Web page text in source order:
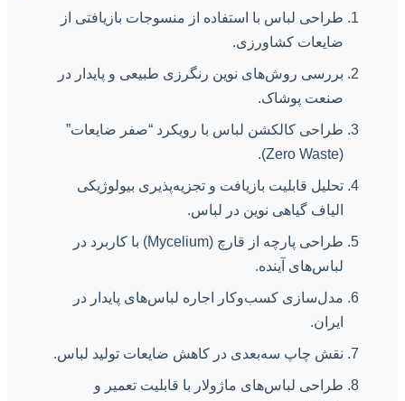
طراحی لباس با استفاده از منسوجات بازیافتی از
ضایعات کشاورزی.
بررسی روش‌های نوین رنگرزی طبیعی و پایدار در
صنعت پوشاک.
طراحی کالکشن لباس با رویکرد “صفر ضایعات”
(Zero Waste).
تحلیل قابلیت بازیافت و تجزیه‌پذیری بیولوژیکی
الیاف گیاهی نوین در لباس.
طراحی پارچه از قارچ (Mycelium) با کاربرد در
لباس‌های آینده.
مدل‌سازی کسب‌وکار اجاره لباس‌های پایدار در
ایران.
نقش چاپ سه‌بعدی در کاهش ضایعات تولید لباس.
طراحی لباس‌های ماژولار با قابلیت تعمیر و